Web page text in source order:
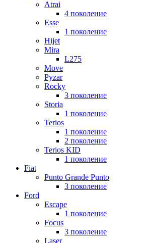
Atrai
4 поколение
Esse
1 поколение
Hijet
Mira
L275
Move
Pyzar
Rocky
3 поколение
Storia
1 поколение
Terios
1 поколение
2 поколение
Terios KID
1 поколение
Fiat
Punto Grande Punto
3 поколение
Ford
Escape
1 поколение
Focus
3 поколение
Laser